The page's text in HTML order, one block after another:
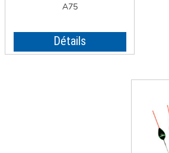
A75
Détails